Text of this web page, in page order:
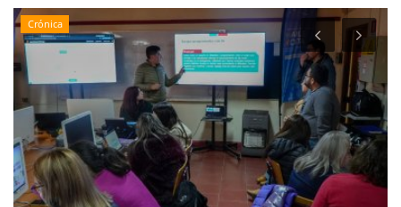
Crónica